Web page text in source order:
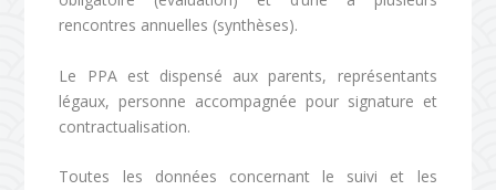
rencontres annuelles (synthèses).
Le PPA est dispensé aux parents, représentants
légaux, personne accompagnée pour signature et
contractualisation.
Toutes les données concernant le suivi et les